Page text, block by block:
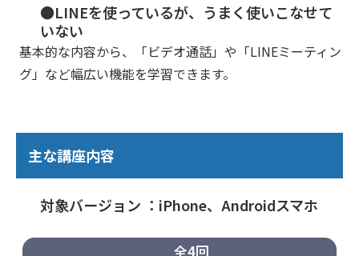
●LINEを使っているが、うまく使いこなせて
いない
基本的な内容から、「ビデオ通話」や「LINEミーティン
グ」など幅広い機能を学習できます。
主な講座内容
対象バージョン ：iPhone、Androidスマホ
全4回